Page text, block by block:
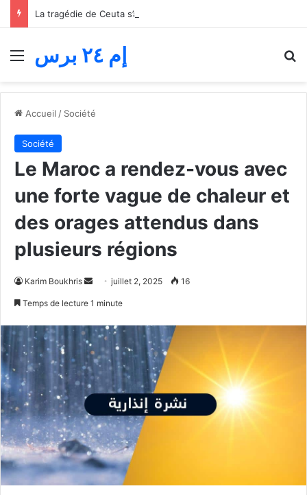
Menu إم ٢٤ برس
Accueil / Société
Société
Le Maroc a rendez-vous avec
une forte vague de chaleur et
des orages attendus dans
plusieurs régions
Karim Boukhris
Envoyerjuillet 2, 2025 16
Temps de lecture 1 minute